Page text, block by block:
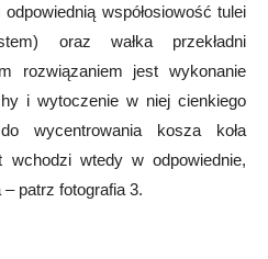
współosiowość tulei
oraz wałka przekładni
rozwiązaniem jest wykonanie
i wytoczenie w niej cienkiego
wycentrowania kosza koła
wchodzi wtedy w odpowiednie,
patrz fotografia 3.